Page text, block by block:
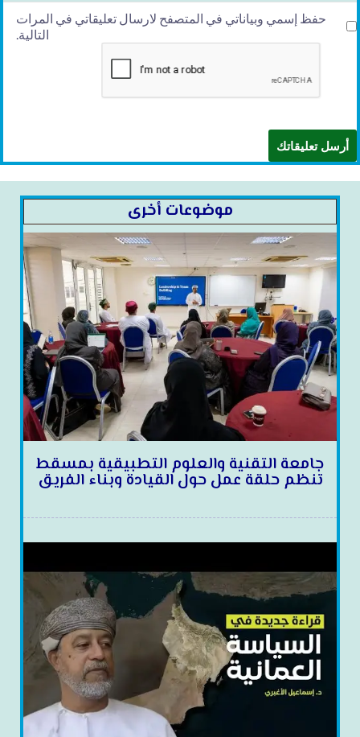
حفظ إسمي وبياناتي في المتصفح لارسال تعليقاتي في المرات
التالية.
موضوعات أخرى
جامعة التقنية والعلوم التطبيقية بمسقط
تنظم حلقة عمل حول القيادة وبناء الفريق